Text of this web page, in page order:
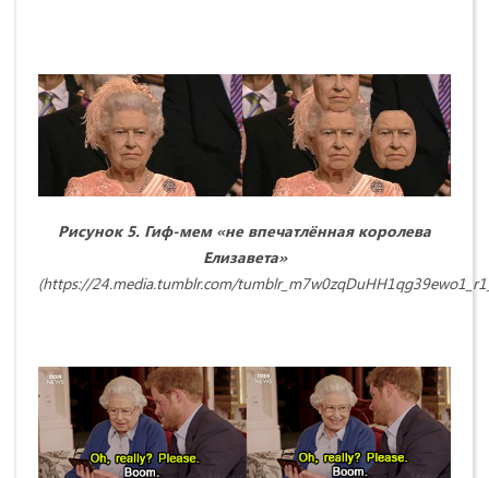
Рисунок 5. Гиф-мем «не впечатлённая королева
Елизавета»
(https://24.media.tumblr.com/